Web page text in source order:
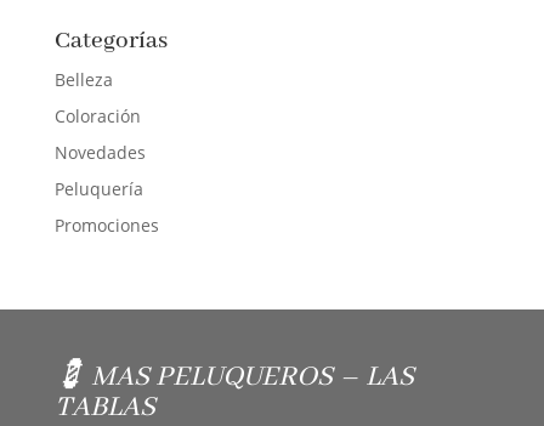
Categorías
Belleza
Coloración
Novedades
Peluquería
Promociones
💈 MAS PELUQUEROS – LAS
TABLAS